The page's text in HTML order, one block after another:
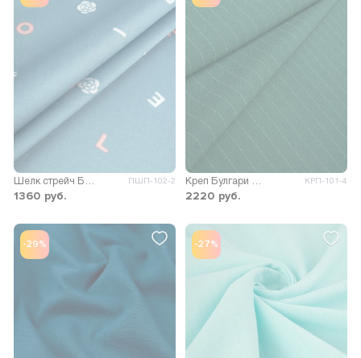
ПШП-102-2
1360 руб.
КРП-101-4
2220 руб.
-29% -27%